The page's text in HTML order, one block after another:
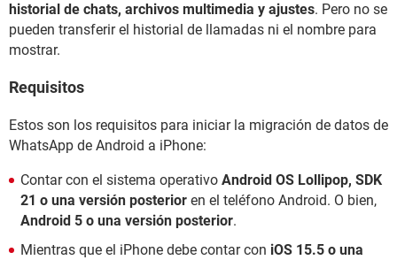
historial de chats, archivos multimedia y ajustes. Pero no se
pueden transferir el historial de llamadas ni el nombre para
mostrar.
Requisitos
Estos son los requisitos para iniciar la migración de datos de
WhatsApp de Android a iPhone:
Contar con el sistema operativo Android OS Lollipop, SDK
21 o una versión posterior en el teléfono Android. O bien,
Android 5 o una versión posterior.
Mientras que el iPhone debe contar con iOS 15.5 o una